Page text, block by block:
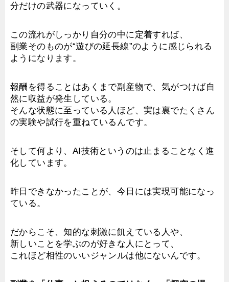
分だけの武器になっていく。
この流れがしっかり自分の中に定着すれば、
副業そのものが“遊びの延長線”のように感じられる
ようになります。
報酬を得ることはあくまで副産物で、気がつけば自
然に収益が発生している。
そんな状態に至っている人ほど、実は裏でたくさん
の実験や試行を重ねているんです。
そして何より、AI技術というのは止まることなく進
化しています。
昨日できなかったことが、今日には実現可能になっ
ている。
だからこそ、知的な刺激に飢えている人や、
新しいことを学ぶのが好きな人にとって、
これほど相性のいいジャンルは他にないんです。